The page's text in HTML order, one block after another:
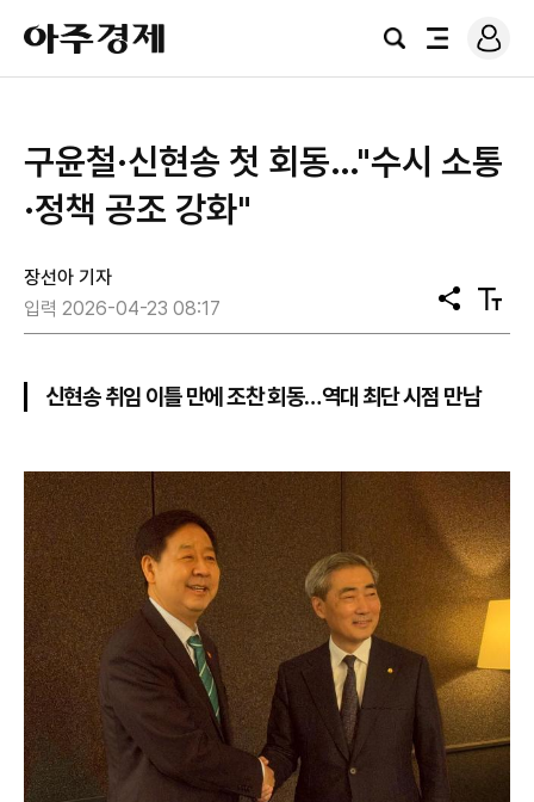
아
주
경
검
전
로
그
구윤철·신현송 첫 회동…"수시 소통
·정책 공조 강화"
장선아 기자
입력 2026-04-23 08:17
공
유
텍
스
신현송 취임 이틀 만에 조찬 회동…역대 최단 시점 만남